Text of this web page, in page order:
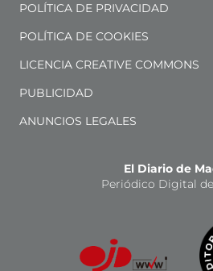
POLÍTICA DE PRIVACIDAD
POLÍTICA DE COOKIES
LICENCIA CREATIVE COMMONS
PUBLICIDAD
ANUNCIOS LEGALES
El Diario de
Periódico Digital